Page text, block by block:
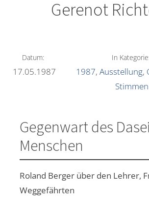
Gerenot
Datum:
17.05.1987
In
1987,Ausstellung,
Stimmen
Gegenwart des
Menschen
Roland Berger über den Lehrer,
Weggefährten